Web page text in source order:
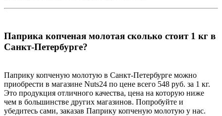
Паприка копченая молотая сколько стоит 1 кг в
Санкт-Петербурге?
Паприку копченую молотую в Санкт-Петербурге можно
приобрести в магазине Nuts24 по цене всего 548 руб. за 1 кг.
Это продукция отличного качества, цена на которую ниже
чем в большинстве других магазинов. Попробуйте и
убедитесь сами, заказав Паприку копченую молотую у нас.